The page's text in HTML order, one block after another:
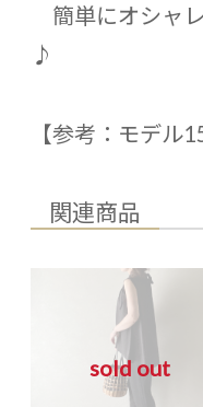
簡単にオシャ
♪
【参考：モデル
関連商品
sold out